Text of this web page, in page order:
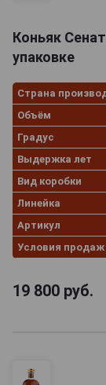
Коньяк
упаковке
Страна
Объём
Градус
Выдержка лет
Вид коробки
Линейка
Артикул
Условия продаж
19 800 руб.